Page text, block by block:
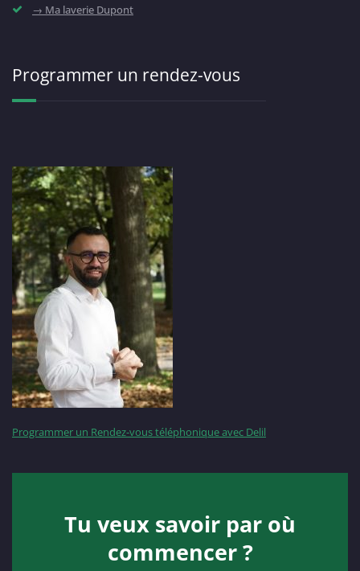
→ Ma laverie Dupont
Programmer un rendez-vous
Programmer un Rendez-vous téléphonique avec Delil
Tu veux savoir par où
commencer ?